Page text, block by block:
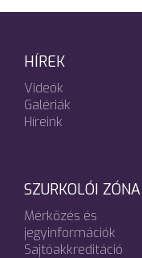
HÍREK
Videók
Galériák
Híreink
SZURKOLÓI ZÓNA
Mérkőzés és
jegyinformációk
Sajtóakkreditáció